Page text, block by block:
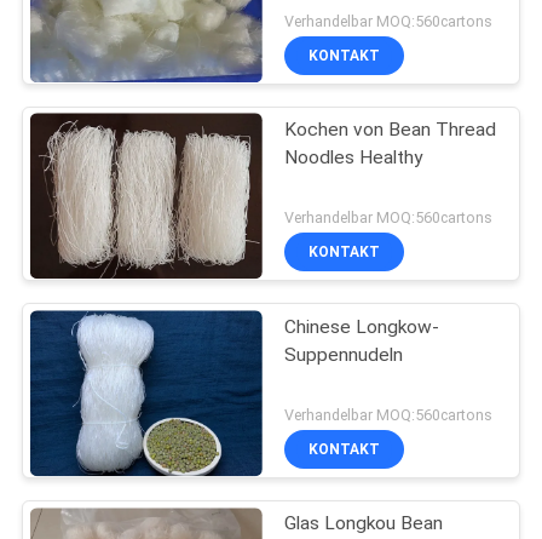
Verhandelbar MOQ:560cartons
KONTAKT
Kochen von Bean Thread
Noodles Healthy
Verhandelbar MOQ:560cartons
KONTAKT
Chinese Longkow-
Suppennudeln
Verhandelbar MOQ:560cartons
KONTAKT
Glas Longkou Bean